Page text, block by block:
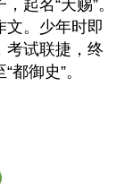
起名“天赐”。
文。少年时即
考试联捷，终
御史”。